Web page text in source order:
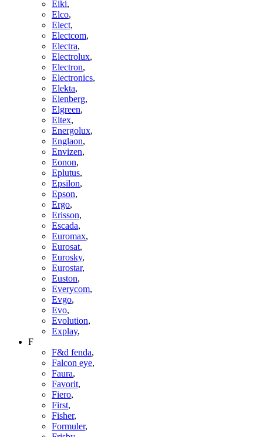
Eiki,
Elco,
Elect,
Electcom,
Electra,
Electrolux,
Electron,
Electronics,
Elekta,
Elenberg,
Elgreen,
Eltex,
Energolux,
Englaon,
Envizen,
Eonon,
Eplutus,
Epsilon,
Epson,
Ergo,
Erisson,
Escada,
Euromax,
Eurosat,
Eurosky,
Eurostar,
Euston,
Everycom,
Evgo,
Evo,
Evolution,
Explay,
F
F&d fenda,
Falcon eye,
Faura,
Favorit,
Fiero,
First,
Fisher,
Formuler,